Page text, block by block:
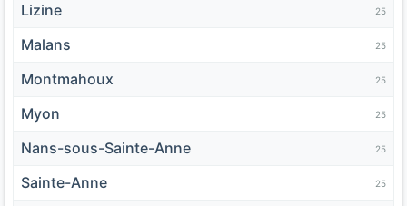
Lizine 25
Malans 25
Montmahoux 25
Myon 25
Nans-sous-Sainte-Anne 25
Sainte-Anne 25